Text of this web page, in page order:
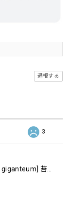
通報する
3
オオカサゴケ [Rhodobryum giganteum] 苔テラリウム用人工栽培品種 3本パック